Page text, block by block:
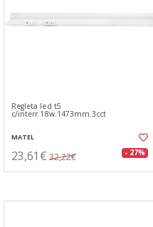
Regleta led t5
c/interr.18w.1473mm.3cct
MATEL
23,61€ 32,22€ - 27%